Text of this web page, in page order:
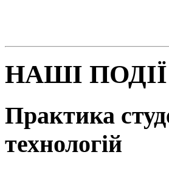
НАШІ ПОДІЇ
Практика
технологій